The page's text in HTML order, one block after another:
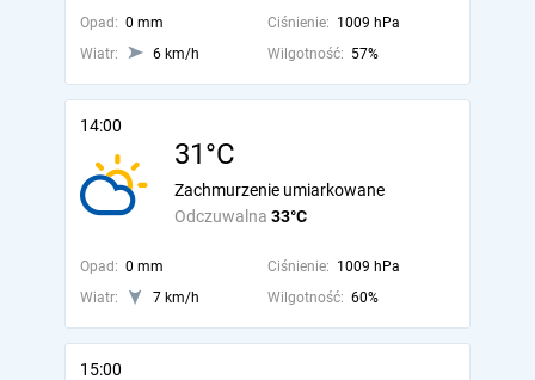
Opad: 0 mm Ciśnienie: 1009 hPa
Wiatr:
6 km/h Wilgotność: 57%
14:00
31°C
Odczuwalna 33°C
Zachmurzenie umiarkowane
Opad: 0 mm Ciśnienie: 1009 hPa
Wiatr:
7 km/h Wilgotność: 60%
15:00